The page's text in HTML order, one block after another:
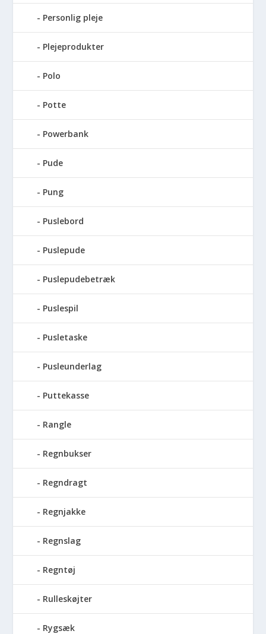
Personlig pleje
Plejeprodukter
Polo
Potte
Powerbank
Pude
Pung
Puslebord
Puslepude
Puslepudebetræk
Puslespil
Pusletaske
Pusleunderlag
Puttekasse
Rangle
Regnbukser
Regndragt
Regnjakke
Regnslag
Regntøj
Rulleskøjter
Rygsæk